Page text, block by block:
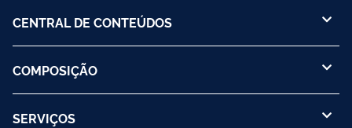
CENTRAL DE CONTEÚDOS
COMPOSIÇÃO
SERVIÇOS